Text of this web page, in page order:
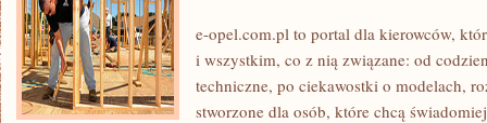
e-opel.com.pl to portal dla kierowców,
i wszystkim, co z nią związane: od
techniczne, po ciekawostki o modelach,
stworzone dla osób, które chcą